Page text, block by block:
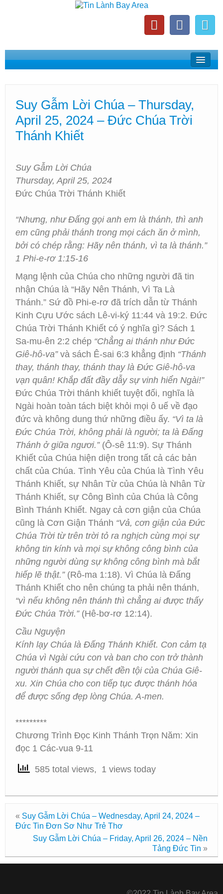
Home
Phát Thanh Tin Lành Bay Area
Các Hội Thánh Bắc California
Suy Gẫm Lời Chúa – Thursday,
April 25, 2024 – Đức Chúa Trời
Thánh Khiết
Suy Gẫm Lời Chúa
Thursday, April 25, 2024
Đức Chúa Trời Thánh Khiết
“Nhưng, như Đấng gọi anh em là thánh, thì anh
em cũng phải thánh trong mọi cách ăn ở mình,
bởi có chép rằng: Hãy nên thánh, vì ta là thánh.”
1 Phi-e-rơ 1:15-16
Mạng lệnh của Chúa cho những người đã tin
nhận Chúa là “Hãy Nên Thánh, Vì Ta Là
Thánh.” Sứ đồ Phi-e-rơ đã trích dẫn từ Thánh
Kinh Cựu Ước sách Lê-vi-ký 11:44 và 19:2. Đức
Chúa Trời Thánh Khiết có ý nghĩa gì? Sách 1
Sa-mu-ên 2:2 chép “Chẳng ai thánh như Đức
Giê-hô-va”và sách Ê-sai 6:3 khẳng định “Thánh
thay, thánh thay, thánh thay là Đức Giê-hô-va
vạn quân! Khắp đất đầy dẫy sự vinh hiển Ngài!”
Đức Chúa Trời thánh khiết tuyệt đối, nghĩa là
Ngài hoàn toàn tách biệt khỏi mọi ô uế về đạo
đức và không dung thứ những điều ấy. “Vì ta là
Đức Chúa Trời, không phải là người; ta là Đấng
Thánh ở giữa ngươi.” (Ô-sê 11:9). Sự Thánh
Khiết của Chúa hiện diện trong tất cả các bản
chất của Chúa. Tình Yêu của Chúa là Tình Yêu
Thánh Khiết, sự Nhân Từ của Chúa là Nhân Từ
Thánh Khiết, sự Công Bình của Chúa là Công
Bình Thánh Khiết. Ngay cả cơn giận của Chúa
cũng là Cơn Giận Thánh “Vả, cơn giận của Đức
Chúa Trời từ trên trời tỏ ra nghịch cùng mọi sự
không tin kính và mọi sự không công bình của
những người dùng sự không công bình mà bắt
hiếp lẽ thật.”(Rô-ma 1:18). Vì Chúa là Đấng
Thánh Khiết cho nên chúng ta phải nên thánh,
“vì nếu không nên thánh thì chẳng ai được thấy
Đức Chúa Trời.”(Hê-bơ-rơ 12:14).
Cầu Nguyện
Kính lạy Chúa là Đấng Thánh Khiết. Con cảm tạ
Chúa vì Ngài cứu con và ban cho con trở thành
người thánh qua sự chết đền tội của Chúa Giê-
xu. Xin Chúa cho con tiếp tục được thánh hóa
để được sống đẹp lòng Chúa. A-men.
*********
Chương Trình Đọc Kinh Thánh Trọn Năm: Xin
đọc 1 Các-vua 9-11
585 total views, 1 views today
« Suy Gẫm Lời Chúa – Wednesday, April 24, 2024 –
Đức Tin Đơn Sơ Như Trẻ Thơ
Suy Gẫm Lời Chúa – Friday, April 26, 2024 – Nền
Tảng Đức Tin »